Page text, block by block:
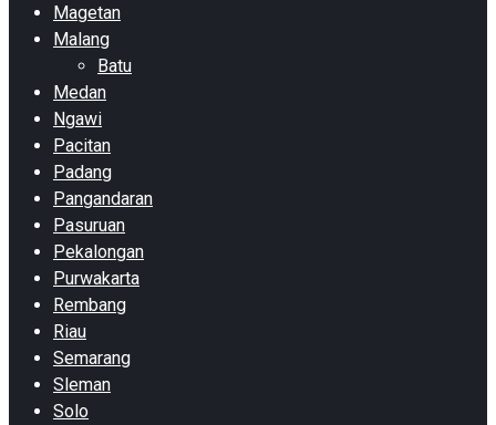
Magetan
Malang
Batu
Medan
Ngawi
Pacitan
Padang
Pangandaran
Pasuruan
Pekalongan
Purwakarta
Rembang
Riau
Semarang
Sleman
Solo